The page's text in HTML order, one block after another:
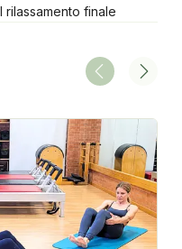
rilassamento finale